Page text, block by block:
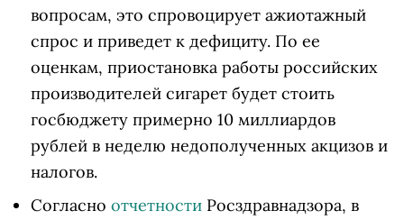
вопросам, это спровоцирует ажиотажный
спрос и приведет к дефициту. По ее
оценкам, приостановка работы российских
производителей сигарет будет стоить
госбюджету примерно 10 миллиардов
рублей в неделю недополученных акцизов и
налогов.
Согласно отчетности Росздравнадзора, в